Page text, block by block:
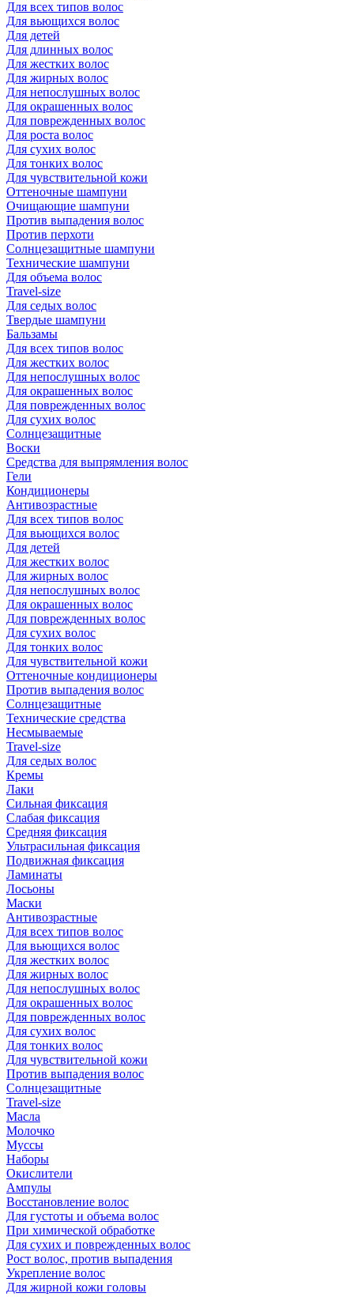
Для всех типов волос
Для вьющихся волос
Для детей
Для длинных волос
Для жестких волос
Для жирных волос
Для непослушных волос
Для окрашенных волос
Для поврежденных волос
Для роста волос
Для сухих волос
Для тонких волос
Для чувствительной кожи
Оттеночные шампуни
Очищающие шампуни
Против выпадения волос
Против перхоти
Солнцезащитные шампуни
Технические шампуни
Для объема волос
Travel-size
Для седых волос
Твердые шампуни
Бальзамы
Для всех типов волос
Для жестких волос
Для непослушных волос
Для окрашенных волос
Для поврежденных волос
Для сухих волос
Солнцезащитные
Воски
Средства для выпрямления волос
Гели
Кондиционеры
Антивозрастные
Для всех типов волос
Для вьющихся волос
Для детей
Для жестких волос
Для жирных волос
Для непослушных волос
Для окрашенных волос
Для поврежденных волос
Для сухих волос
Для тонких волос
Для чувствительной кожи
Оттеночные кондиционеры
Против выпадения волос
Солнцезащитные
Технические средства
Несмываемые
Travel-size
Для седых волос
Кремы
Лаки
Сильная фиксация
Слабая фиксация
Средняя фиксация
Ультрасильная фиксация
Подвижная фиксация
Ламинаты
Лосьоны
Маски
Антивозрастные
Для всех типов волос
Для вьющихся волос
Для жестких волос
Для жирных волос
Для непослушных волос
Для окрашенных волос
Для поврежденных волос
Для сухих волос
Для тонких волос
Для чувствительной кожи
Против выпадения волос
Солнцезащитные
Travel-size
Масла
Молочко
Муссы
Наборы
Окислители
Ампулы
Восстановление волос
Для густоты и объема волос
При химической обработке
Для сухих и поврежденных волос
Рост волос, против выпадения
Укрепление волос
Для жирной кожи головы